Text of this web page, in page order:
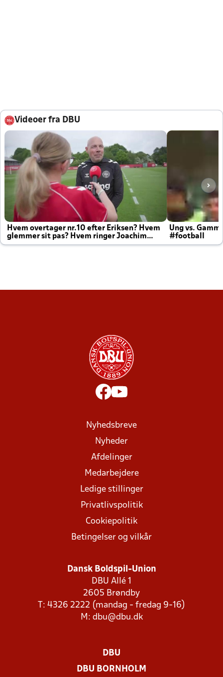
Videoer fra DBU
Hvem overtager nr.10 efter Eriksen? Hvem
glemmer sit pas? Hvem ringer Joachim
altid til efter kampe?
Ung vs.
#football
Nyhedsbreve
Nyheder
Afdelinger
Medarbejdere
Ledige stillinger
Privatlivspolitik
Cookiepolitik
Betingelser og vilkår
Dansk Boldspil-Union
DBU Allé 1
2605 Brøndby
T: 4326 2222 (mandag - fredag 9-16)
M: dbu@dbu.dk
DBU
DBU BORNHOLM